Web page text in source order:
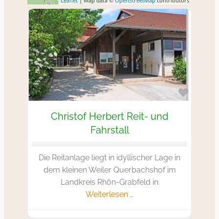
Favorit
Christof Herbert Reit- und
Fahrstall
Die Reitanlage liegt in idyllischer Lage in
dem kleinen Weiler Querbachshof im
Landkreis Rhön-Grabfeld in
Weiterlesen …